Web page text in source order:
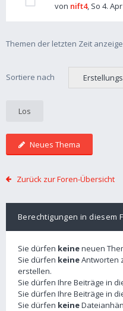
von nift4, So 4.
Themen der letzten Zeit
Sortiere nach
Neues Thema
Zurück zur Foren-Übersicht
Berechtigungen in diesem
Sie dürfen keineneuen
Sie dürfen keineAntworten
erstellen.
Sie dürfen Ihre Beiträge in
Sie dürfen Ihre Beiträge in
Sie dürfen keine